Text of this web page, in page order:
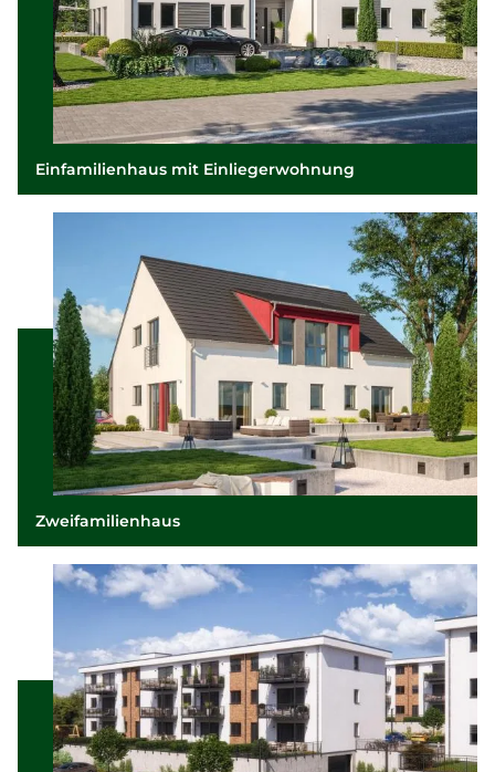
Einfamilienhaus mit Einliegerwohnung
Zweifamilienhaus